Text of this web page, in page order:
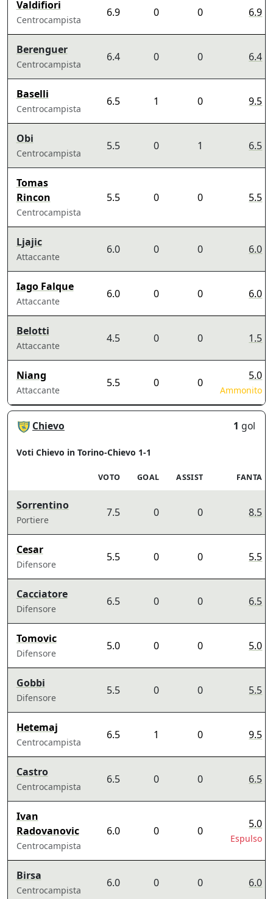
Valdifiori
Centrocampista
6.9 0 0 6.9
Berenguer
Centrocampista
6.4 0 0 6.4
Baselli
Centrocampista
6.5 1 0 9.5
Obi
Centrocampista
5.5 0 1 6.5
Tomas
Rincon
Centrocampista
5.5 0 0 5.5
Ljajic
Attaccante
6.0 0 0 6.0
Iago Falque
Attaccante
6.0 0 0 6.0
Belotti
Attaccante
4.5 0 0 1.5
Niang
Attaccante
5.5 0 0
5.0
Ammonito
Chievo 1 gol
Voti Chievo in Torino-Chievo 1-1
VOTO GOAL ASSIST FANTA
Sorrentino
Portiere
7.5 0 0 8.5
Cesar
Difensore
5.5 0 0 5.5
Cacciatore
Difensore
6.5 0 0 6.5
Tomovic
Difensore
5.0 0 0 5.0
Gobbi
Difensore
5.5 0 0 5.5
Hetemaj
Centrocampista
6.5 1 0 9.5
Castro
Centrocampista
6.5 0 0 6.5
Ivan
Radovanovic
Centrocampista
6.0 0 0
5.0
Espulso
Birsa
Centrocampista
6.0 0 0 6.0